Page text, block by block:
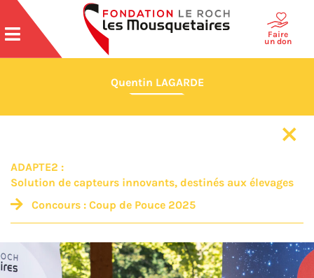
Faire
un don
Quentin LAGARDE
ADAPTE2 :
Solution de capteurs innovants, destinés aux élevages
Concours : Coup de Pouce 2025